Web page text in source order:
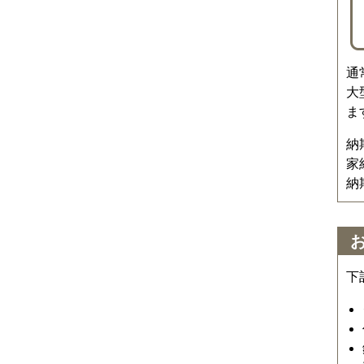
通
大
ま
納
家
納
下